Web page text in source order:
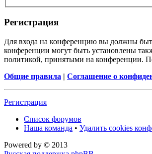
Регистрация
Для входа на конференцию вы должны
конференции могут быть установлены
политикой, принятыми на конференции.
Общие правила | Соглашение о
Регистрация
Список форумов
Наша команда • Удалить cookies
Powered by © 2013